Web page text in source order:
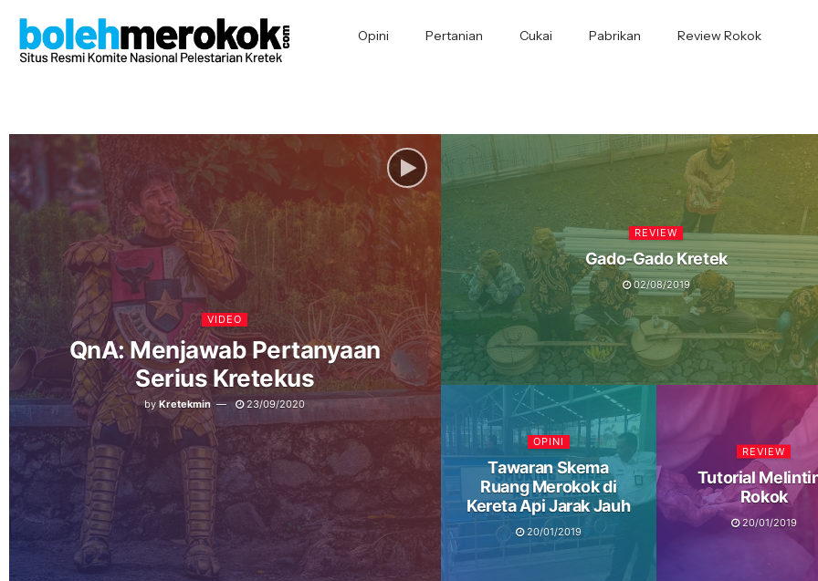
Opini Pertanian Cukai Pabrikan Review Rokok
VIDEO
QnA: Menjawab Pertanyaan
Serius Kretekus
by Kretekmin 23/09/2020
REVIEW
Gado-Gado Kretek
02/08/2019
OPINI
Tawaran Skema
Ruang Merokok di
Kereta Api Jarak Jauh
20/01/2019
REVIEW
Tutorial
Rokok
20/01/2019